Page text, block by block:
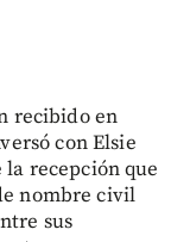
recibido en
con Elsie
la recepción que
nombre civil
sus